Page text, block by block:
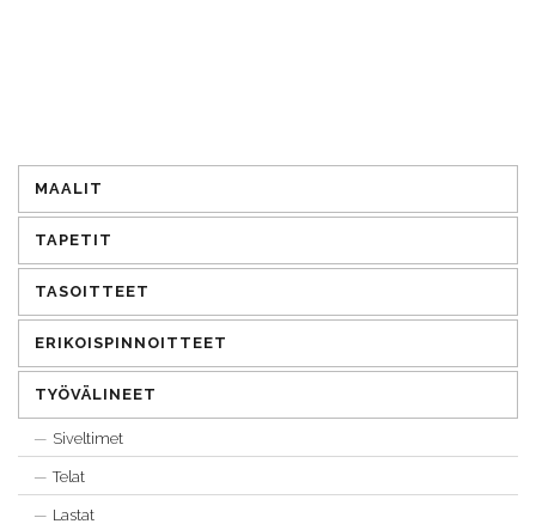
MAALIT
TAPETIT
TASOITTEET
ERIKOISPINNOITTEET
TYÖVÄLINEET
Siveltimet
Telat
Lastat